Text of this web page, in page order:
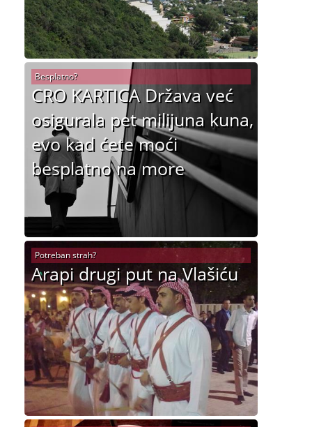
CRO KARTICA Država već
osigurala pet milijuna kuna,
evo kad ćete moći
besplatno na more
Besplatno?
Arapi drugi put na Vlašiću
Potreban strah?